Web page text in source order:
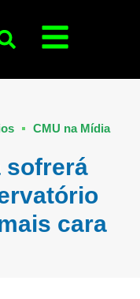
CMU na Mídia
sofrerá
cara